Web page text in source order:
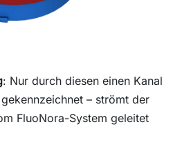
: Nur durch diesen einen Kanal
– strömt der
FluoNora-System geleitet